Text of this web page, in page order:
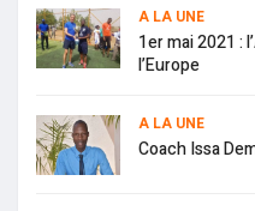
A LA UNE
1er mai 2021 :
l’Europe
A LA UNE
Coach Issa